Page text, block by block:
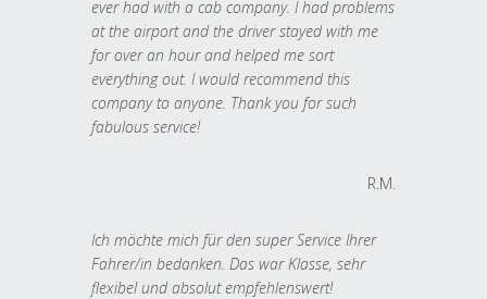
ever had with a cab company. I had problems
at the airport and the driver stayed with me
for over an hour and helped me sort
everything out. I would recommend this
company to anyone. Thank you for such
fabulous service!
R.M.
Ich möchte mich für den super Service Ihrer
Fahrer/in bedanken. Das war Klasse, sehr
flexibel und absolut empfehlenswert!